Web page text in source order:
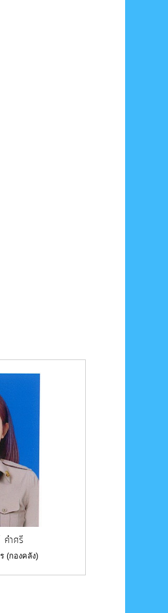
ำศรี
(กองคลัง)